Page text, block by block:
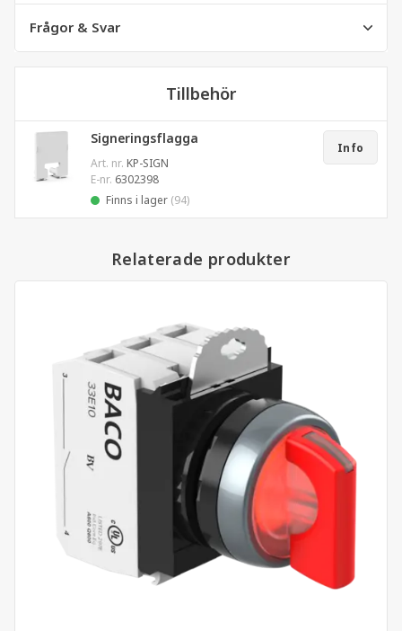
Frågor & Svar
Tillbehör
Signeringsflagga
Art. nr. KP-SIGN
E-nr. 6302398
Finns i lager (94)
Info
Relaterade produkter